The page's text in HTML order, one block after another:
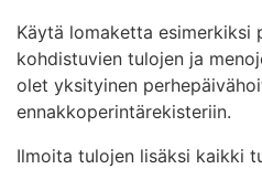
Käytä lomaketta esimerkiksi
kohdistuvien tulojen ja
olet yksityinen
ennakkoperintärekisteriin.
Ilmoita tulojen lisäksi kaikki